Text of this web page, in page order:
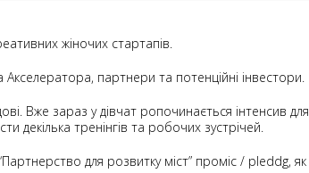
жіночих стартапів.
Акселератора, партнери та потенційні інвестори.
Вже зараз у дівчат ропочинається інтенсив для
декілька тренінгів та робочих зустрічей.
для розвитку міст” проміс / pleddg, як